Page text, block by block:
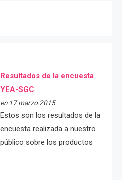
Resultados de la encuesta
YEA-SGC
en 17 marzo 2015
Estos son los resultados de la
encuesta realizada a nuestro
público sobre los productos